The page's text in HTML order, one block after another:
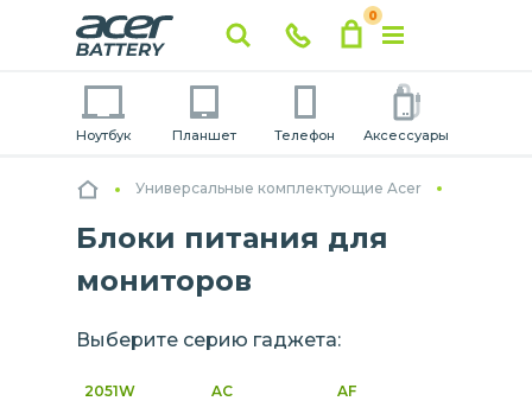
0
Ноутбук Планшет Телефон Аксессуары
Универсальные комплектующие Acer
Блоки питания для
мониторов
Выберите серию гаджета:
2051W AC
AF